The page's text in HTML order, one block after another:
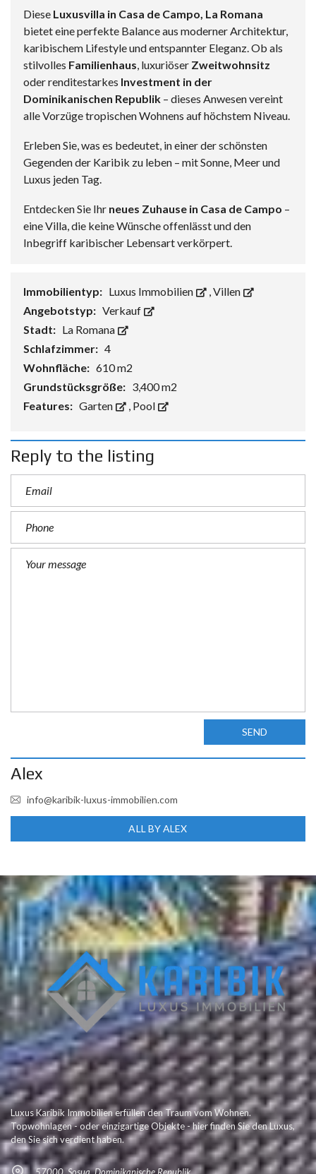
Diese Luxusvilla in Casa de Campo, La Romana
bietet eine perfekte Balance aus moderner Architektur,
karibischem Lifestyle und entspannter Eleganz. Ob als
stilvolles Familienhaus, luxuriöser Zweitwohnsitz
oder renditestarkes Investment in der
Dominikanischen Republik – dieses Anwesen vereint
alle Vorzüge tropischen Wohnens auf höchstem Niveau.
Erleben Sie, was es bedeutet, in einer der schönsten
Gegenden der Karibik zu leben – mit Sonne, Meer und
Luxus jeden Tag.
Entdecken Sie Ihr neues Zuhause in Casa de Campo –
eine Villa, die keine Wünsche offenlässt und den
Inbegriff karibischer Lebensart verkörpert.
Immobilientyp: Luxus Immobilien ,Villen
Angebotstyp: Verkauf
Stadt: La Romana
Schlafzimmer: 4
Wohnfläche: 610 m2
Grundstücksgröße: 3,400 m2
Features: Garten , Pool
Reply to the listing
SEND
Alex
info@karibik-luxus-immobilien.com
ALL BY ALEX
Luxus Karibik Immobilien erfüllen den Traum vom Wohnen.
Topwohnlagen - oder einzigartige Objekte - hier finden Sie den Luxus,
den Sie sich verdient haben.
57000, Sosua, Dominikanische Republik